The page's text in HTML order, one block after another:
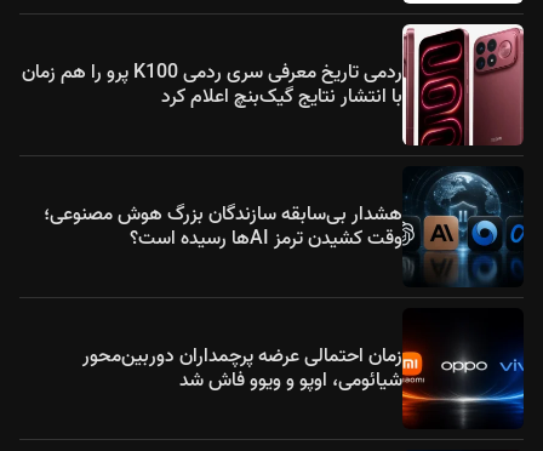
ردمی تاریخ معرفی سری ردمی K100 پرو را هم زمان
با انتشار نتایج گیک‌بنچ اعلام کرد
هشدار بی‌سابقه سازندگان بزرگ هوش مصنوعی؛
وقت کشیدن ترمز AIها رسیده است؟
زمان احتمالی عرضه پرچمداران دوربین‌محور
شیائومی، اوپو و ویوو فاش شد